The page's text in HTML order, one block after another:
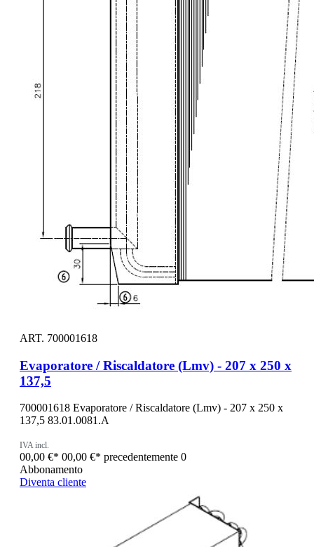
ART. 700001618
Evaporatore / Riscaldatore (Lmv) - 207 x 250 x
137,5
700001618 Evaporatore / Riscaldatore (Lmv) - 207 x 250 x
137,5 83.01.0081.A
IVA incl.
00,00 €* 00,00 €* precedentemente 0
Abbonamento
Diventa cliente